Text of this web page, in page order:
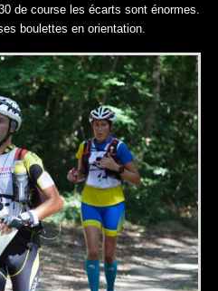
de course les écarts sont énormes.
boulettes en orientation.